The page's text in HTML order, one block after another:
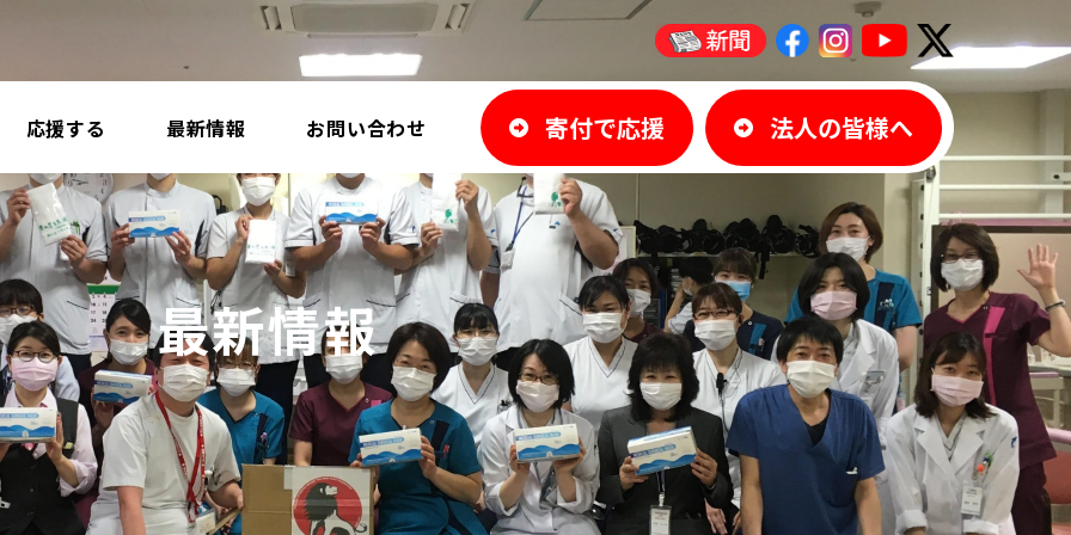
応援する 最新情報 お問い合わせ 寄付で応援 法人の皆様へ
最新情報